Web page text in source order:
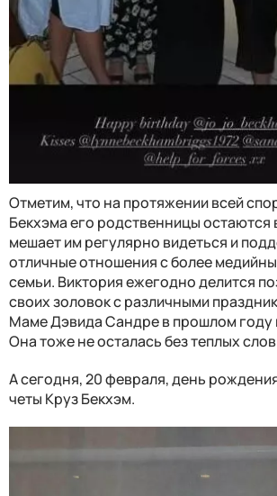
Отметим, что на протяжении всей
Бекхэма его родственницы остаются
мешает им регулярно видеться и
отличные отношения с более
семьи. Виктория ежегодно делится
своих золовок с различными
Маме Дэвида Сандре в прошлом году
Она тоже не осталась без теплых
А сегодня, 20 февраля, день
четы Круз Бекхэм.